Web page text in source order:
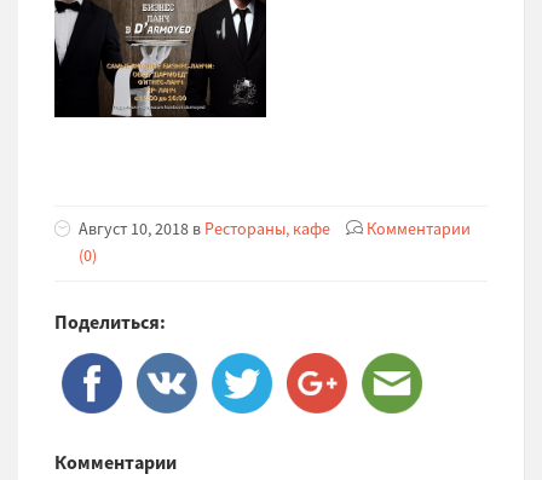
Август 10, 2018 в Рестораны, кафе
Комментарии
(0)
Поделиться:
Комментарии